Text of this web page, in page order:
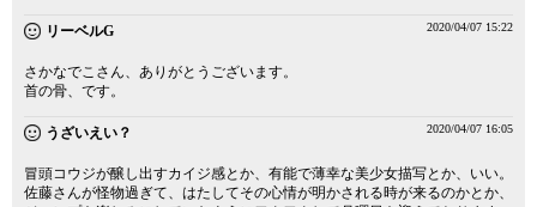
リーベルG 2020/04/07 15:22
さかなでこさん、ありがとうございます。
首の骨、です。
うざいえい？ 2020/04/07 16:05
冒頭コウジが醸し出すカイジ感とか、有能で薄幸な美少女描写とか、いい。
佐藤さんが怪物過ぎて、はたしてその心情が明かされる時が来るのかとか、